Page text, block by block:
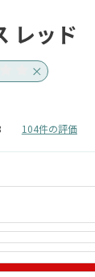
レッド
104件の評価